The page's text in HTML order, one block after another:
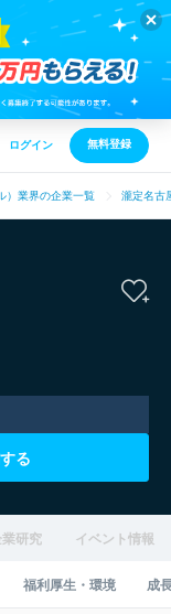
ログイン 無料登録
）業界の企業一覧 瀧定名古
る
研究 イベント情報
福利厚生・環境 成